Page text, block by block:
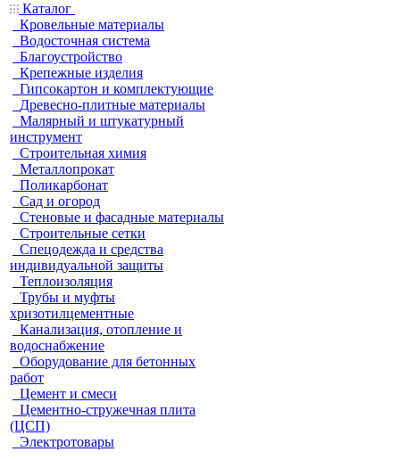
Каталог
Кровельные материалы
Водосточная система
Благоустройство
Крепежные изделия
Гипсокартон и комплектующие
Древесно-плитные материалы
Малярный и штукатурный
инструмент
Строительная химия
Металлопрокат
Поликарбонат
Сад и огород
Стеновые и фасадные материалы
Строительные сетки
Спецодежда и средства
индивидуальной защиты
Теплоизоляция
Трубы и муфты
хризотилцементные
Канализация, отопление и
водоснабжение
Оборудование для бетонных
работ
Цемент и смеси
Цементно-стружечная плита
(ЦСП)
Электротовары